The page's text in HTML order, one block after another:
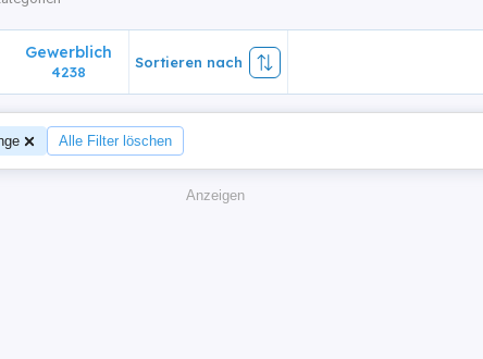
Gewerblich
4238
Sortieren nach
Alle Filter löschen
Anzeigen